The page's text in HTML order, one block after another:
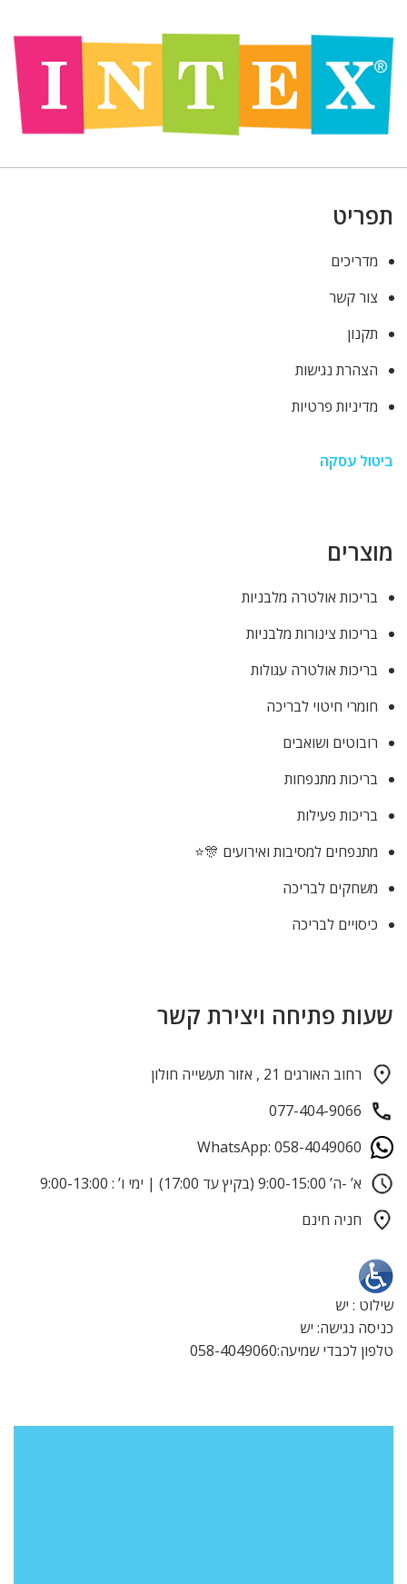
תפריט
מדריכים
צור קשר
תקנון
הצהרת נגישות
מדיניות פרטיות
ביטול עסקה
מוצרים
בריכות אולטרה מלבניות
בריכות צינורות מלבניות
בריכות אולטרה עגולות
חומרי חיטוי לבריכה
רובוטים ושואבים
בריכות מתנפחות
בריכות פעילות
מתנפחים למסיבות ואירועים 🎊⭐
משחקים לבריכה
כיסויים לבריכה
שעות פתיחה ויצירת קשר
רחוב האורגים 21 , אזור תעשייה חולון
077-404-9066
WhatsApp: 058-4049060
א’ -ה’ 9:00-15:00 (בקיץ עד 17:00) | ימי ו’ : 9:00-13:00
חניה חינם
שילוט : יש
כניסה נגישה: יש
טלפון לכבדי שמיעה:058-4049060